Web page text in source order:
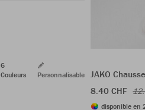
6
Couleurs
Personnalisable
JAKO
8.40 CHF
disponible en